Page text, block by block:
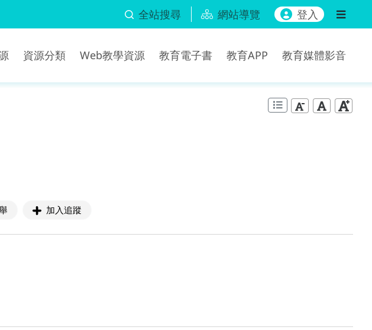
全站搜尋 網站導覽 登入
資源分類 Web教學資源 教育電子書 教育APP 教育媒體影音
加入追蹤